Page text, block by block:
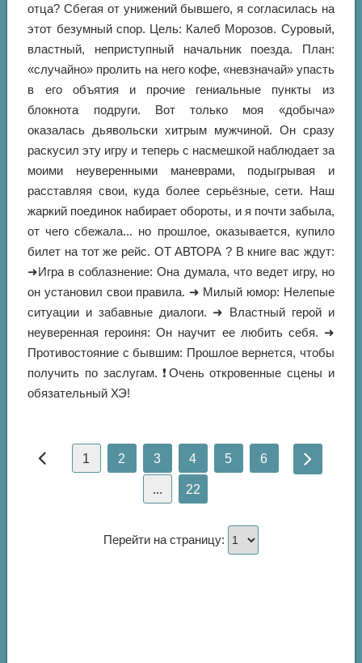
отца? Сбегая от унижений бывшего, я согласилась на
этот безумный спор. Цель: Калеб Морозов. Суровый,
властный, неприступный начальник поезда. План:
«случайно» пролить на него кофе, «невзначай» упасть
в его объятия и прочие гениальные пункты из
блокнота подруги. Вот только моя «добыча»
оказалась дьявольски хитрым мужчиной. Он сразу
раскусил эту игру и теперь с насмешкой наблюдает за
моими неуверенными маневрами, подыгрывая и
расставляя свои, куда более серьёзные, сети. Наш
жаркий поединок набирает обороты, и я почти забыла,
от чего сбежала... но прошлое, оказывается, купило
билет на тот же рейс. ОТ АВТОРА ? В книге вас ждут:
➜Игра в соблазнение: Она думала, что ведет игру, но
он установил свои правила. ➜ Милый юмор: Нелепые
ситуации и забавные диалоги. ➜ Властный герой и
неуверенная героиня: Он научит ее любить себя. ➜
Противостояние с бывшим: Прошлое вернется, чтобы
получить по заслугам. ❗Очень откровенные сцены и
обязательный ХЭ!
1 2 3 4 5 6
... 22
Перейти на страницу: